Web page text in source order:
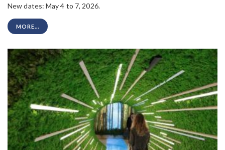
New dates: May 4 to 7, 2026.
MORE...